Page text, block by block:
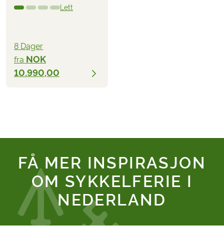
Lett
8 Dager
fra NOK
10.990,00
FÅ MER INSPIRASJON
OM SYKKELFERIE I
NEDERLAND